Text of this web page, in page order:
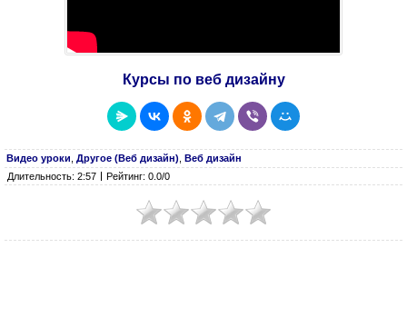
Курсы по веб дизайну
Видео уроки Другое (Веб дизайн) Веб дизайн
Длительность: 2:57
Рейтинг: 0.0/0